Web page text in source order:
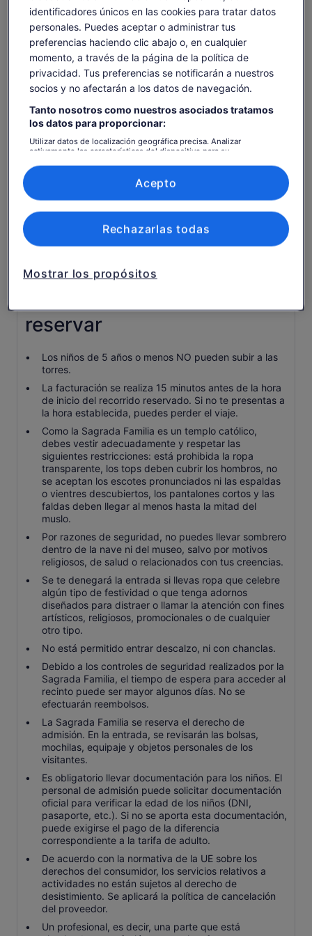
El
precio
es
de
96 €
por
adulto
96 €
incluye tasas e impuestos
por adulto
Ver entradas
Es posible que el contenido de esta página se haya
traducido automáticamente.
Ver texto original (inglés)
Opinar sobre esta traducciónSe
abre
en
pestaña
Qué incluye y qué no
Entrada a la Basílica de la Sagrada Familia
Visita bilingüe o monolingüe, según la fecha y hora
suban a la torre (si has seleccionado esa opción)
reservar
Los niños de 5 años o menos NO pueden subir a las
torres.
La facturación se realiza 15 minutos antes de la hora
de inicio del recorrido reservado. Si no te presentas a
la hora establecida, puedes perder el viaje.
Como la Sagrada Familia es un templo católico,
debes vestir adecuadamente y respetar las
siguientes restricciones: está prohibida la ropa
transparente, los tops deben cubrir los hombros, no
se aceptan los escotes pronunciados ni las espaldas
o vientres descubiertos, los pantalones cortos y las
faldas deben llegar al menos hasta la mitad del
muslo.
Por razones de seguridad, no puedes llevar sombrero
dentro de la nave ni del museo, salvo por motivos
religiosos, de salud o relacionados con tus creencias.
Se te denegará la entrada si llevas ropa que celebre
algún tipo de festividad o que tenga adornos
diseñados para distraer o llamar la atención con fines
artísticos, religiosos, promocionales o de cualquier
otro tipo.
No está permitido entrar descalzo, ni con chanclas.
Debido a los controles de seguridad realizados por la
Sagrada Familia, el tiempo de espera para acceder al
recinto puede ser mayor algunos días. No se
efectuarán reembolsos.
La Sagrada Familia se reserva el derecho de
admisión. En la entrada, se revisarán las bolsas,
mochilas, equipaje y objetos personales de los
visitantes.
Es obligatorio llevar documentación para los niños. El
personal de admisión puede solicitar documentación
oficial para verificar la edad de los niños (DNI,
pasaporte, etc.). Si no se aporta esta documentación,
puede exigirse el pago de la diferencia
correspondiente a la tarifa de adulto.
De acuerdo con la normativa de la UE sobre los
derechos del consumidor, los servicios relativos a
actividades no están sujetos al derecho de
desistimiento. Se aplicará la política de cancelación
del proveedor.
Un profesional, es decir, una parte que está
identificadores únicos en las cookies para tratar datos
personales. Puedes aceptar o administrar tus
preferencias haciendo clic abajo o, en cualquier
momento, a través de la página de la política de
privacidad. Tus preferencias se notificarán a nuestros
socios y no afectarán a los datos de navegación.
Tanto nosotros como nuestros asociados tratamos
los datos para proporcionar:
Utilizar datos de localización geográfica precisa. Analizar
activamente las características del dispositivo para su
acceder a ella. Publicidad y contenido personalizados, medición de
publicidad y contenido, investigación de audiencia y desarrollo de
Lista de asociados (proveedores)
Mostrar los propósitos
Rechazarlas todas
Acepto